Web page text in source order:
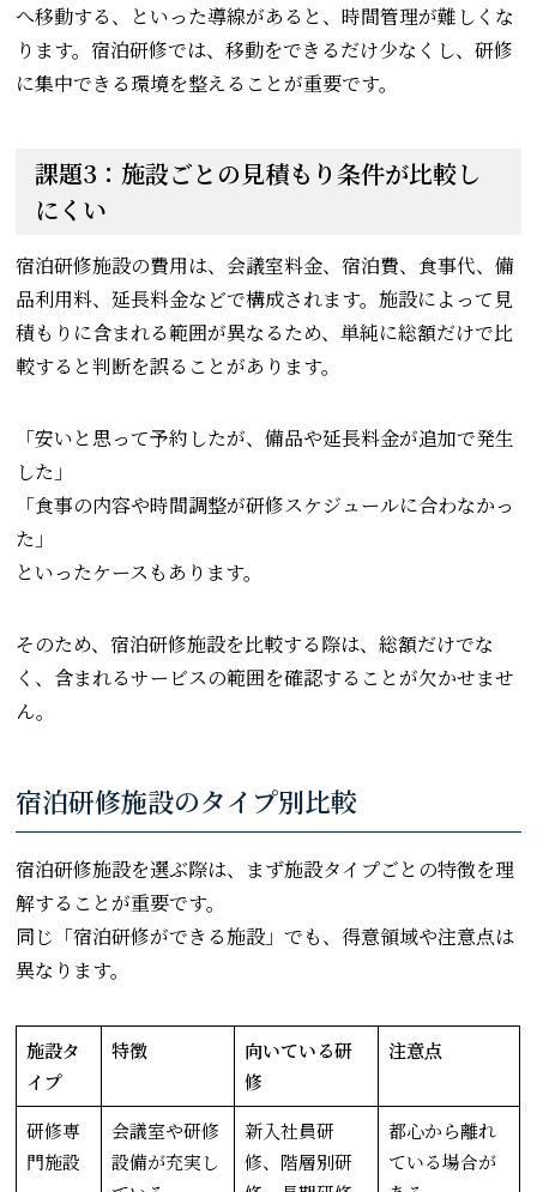
へ移動する、といった導線があると、時間管理が難しくな
ります。宿泊研修では、移動をできるだけ少なくし、研修
に集中できる環境を整えることが重要です。
課題3：施設ごとの見積もり条件が比較し
にくい
宿泊研修施設の費用は、会議室料金、宿泊費、食事代、備
品利用料、延長料金などで構成されます。施設によって見
積もりに含まれる範囲が異なるため、単純に総額だけで比
較すると判断を誤ることがあります。
「安いと思って予約したが、備品や延長料金が追加で発生
した」
「食事の内容や時間調整が研修スケジュールに合わなかっ
た」
といったケースもあります。
そのため、宿泊研修施設を比較する際は、総額だけでな
く、含まれるサービスの範囲を確認することが欠かせませ
ん。
宿泊研修施設のタイプ別比較
宿泊研修施設を選ぶ際は、まず施設タイプごとの特徴を理
解することが重要です。
同じ「宿泊研修ができる施設」でも、得意領域や注意点は
異なります。
施設タ
イプ
特徴
向いている研
修
注意点
研修専
門施設
会議室や研修
設備が充実し
新入社員研
修、階層別研
都心から離れ
ている場合が